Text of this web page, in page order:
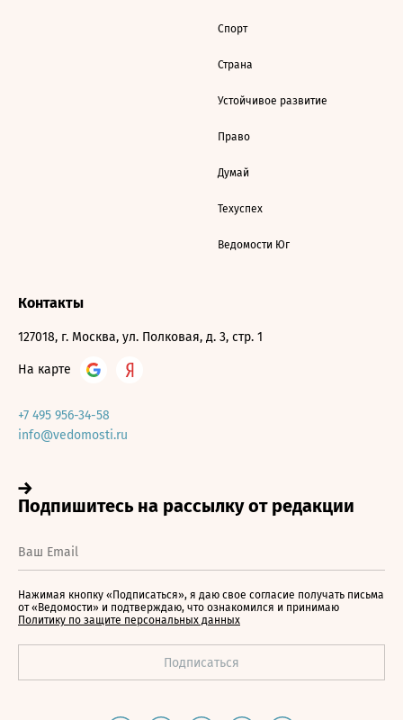
Спорт
Страна
Устойчивое развитие
Право
Думай
Техуспех
Ведомости Юг
Контакты
127018, г. Москва, ул. Полковая, д. 3, стр. 1
На карте
+7 495 956-34-58
info@vedomosti.ru
Нажимая кнопку «Подписаться», я даю свое согласие получать письма
от «Ведомости» и подтверждаю, что ознакомился и принимаю
Политику по защите персональных данных